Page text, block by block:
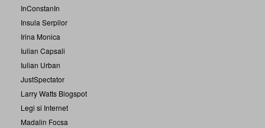
InConstanIn
Insula Serpilor
Irina Monica
Iulian Capsali
Iulian Urban
JustSpectator
Larry Watts Blogspot
Legi si Internet
Madalin Focsa